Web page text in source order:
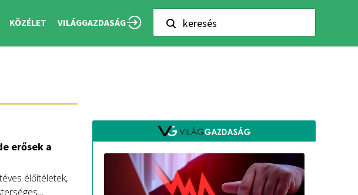
KÖZÉLET VILÁGGAZDASÁG keresés
erősek a
élőítéletek,